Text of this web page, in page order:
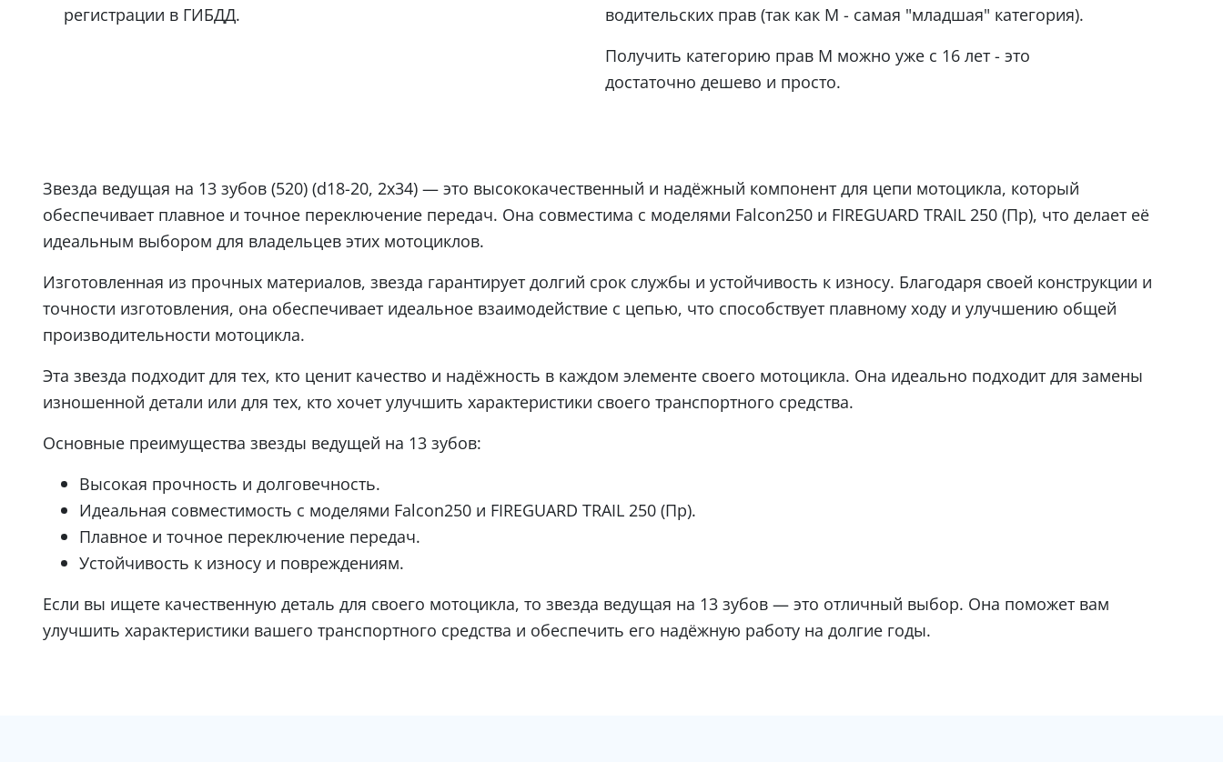
регистрации в ГИБДД.
водительских прав (так как М - самая "младшая" категория).
Получить категорию прав М можно уже с 16 лет - это
достаточно дешево и просто.
Звезда ведущая на 13 зубов (520) (d18-20, 2х34) — это высококачественный и надёжный компонент для цепи мотоцикла, который
обеспечивает плавное и точное переключение передач. Она совместима с моделями Falcon250 и FIREGUARD TRAIL 250 (Пр), что делает её
идеальным выбором для владельцев этих мотоциклов.
Изготовленная из прочных материалов, звезда гарантирует долгий срок службы и устойчивость к износу. Благодаря своей конструкции и
точности изготовления, она обеспечивает идеальное взаимодействие с цепью, что способствует плавному ходу и улучшению общей
производительности мотоцикла.
Эта звезда подходит для тех, кто ценит качество и надёжность в каждом элементе своего мотоцикла. Она идеально подходит для замены
изношенной детали или для тех, кто хочет улучшить характеристики своего транспортного средства.
Основные преимущества звезды ведущей на 13 зубов:
Высокая прочность и долговечность.
Идеальная совместимость с моделями Falcon250 и FIREGUARD TRAIL 250 (Пр).
Плавное и точное переключение передач.
Устойчивость к износу и повреждениям.
Если вы ищете качественную деталь для своего мотоцикла, то звезда ведущая на 13 зубов — это отличный выбор. Она поможет вам
улучшить характеристики вашего транспортного средства и обеспечить его надёжную работу на долгие годы.